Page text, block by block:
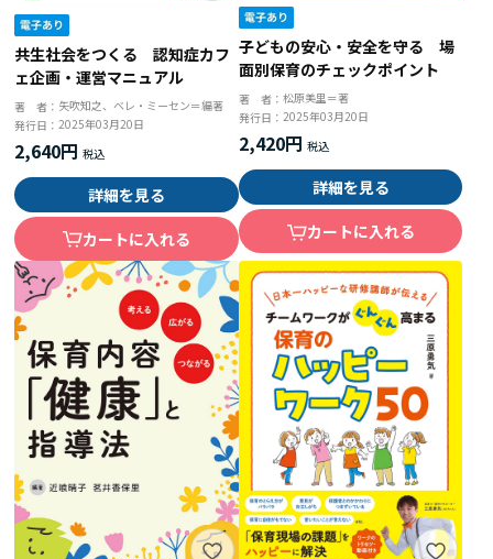
共生社会をつくる 認知症カフ
ェ企画・運営マニュアル
著 者： 矢吹知之、ベレ・ミーセン＝編著
発行日：2025年03月20日
2,640円
詳細を見る
カートに入れる
子どもの安心・安全を守る 場
面別保育のチェックポイント
著 者： 松原美里＝著
発行日： 2025年03月20日
2,420円
詳細を見る
カートに入れる